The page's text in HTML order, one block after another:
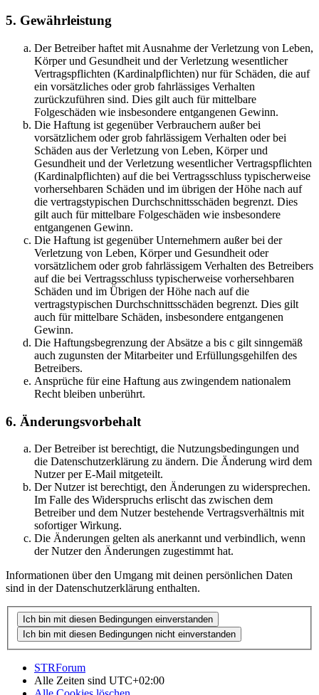
5. Gewährleistung
Der Betreiber haftet mit Ausnahme der Verletzung von Leben,
Körper und Gesundheit und der Verletzung wesentlicher
Vertragspflichten (Kardinalpflichten) nur für Schäden, die auf
ein vorsätzliches oder grob fahrlässiges Verhalten
zurückzuführen sind. Dies gilt auch für mittelbare
Folgeschäden wie insbesondere entgangenen Gewinn.
Die Haftung ist gegenüber Verbrauchern außer bei
vorsätzlichem oder grob fahrlässigem Verhalten oder bei
Schäden aus der Verletzung von Leben, Körper und
Gesundheit und der Verletzung wesentlicher Vertragspflichten
(Kardinalpflichten) auf die bei Vertragsschluss typischerweise
vorhersehbaren Schäden und im übrigen der Höhe nach auf
die vertragstypischen Durchschnittsschäden begrenzt. Dies
gilt auch für mittelbare Folgeschäden wie insbesondere
entgangenen Gewinn.
Die Haftung ist gegenüber Unternehmern außer bei der
Verletzung von Leben, Körper und Gesundheit oder
vorsätzlichem oder grob fahrlässigem Verhalten des Betreibers
auf die bei Vertragsschluss typischerweise vorhersehbaren
Schäden und im Übrigen der Höhe nach auf die
vertragstypischen Durchschnittsschäden begrenzt. Dies gilt
auch für mittelbare Schäden, insbesondere entgangenen
Gewinn.
Die Haftungsbegrenzung der Absätze a bis c gilt sinngemäß
auch zugunsten der Mitarbeiter und Erfüllungsgehilfen des
Betreibers.
Ansprüche für eine Haftung aus zwingendem nationalem
Recht bleiben unberührt.
6. Änderungsvorbehalt
Der Betreiber ist berechtigt, die Nutzungsbedingungen und
die Datenschutzerklärung zu ändern. Die Änderung wird dem
Nutzer per E-Mail mitgeteilt.
Der Nutzer ist berechtigt, den Änderungen zu widersprechen.
Im Falle des Widerspruchs erlischt das zwischen dem
Betreiber und dem Nutzer bestehende Vertragsverhältnis mit
sofortiger Wirkung.
Die Änderungen gelten als anerkannt und verbindlich, wenn
der Nutzer den Änderungen zugestimmt hat.
Informationen über den Umgang mit deinen persönlichen Daten
sind in der Datenschutzerklärung enthalten.
STRForum
Alle Zeiten sind UTC+02:00